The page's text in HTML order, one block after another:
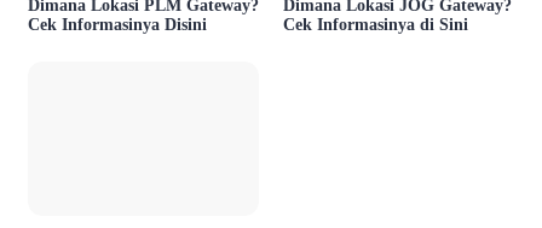
Dimana Lokasi PLM Gateway?
Cek Informasinya Disini
Dimana Lokasi JOG Gateway?
Cek Informasinya di Sini